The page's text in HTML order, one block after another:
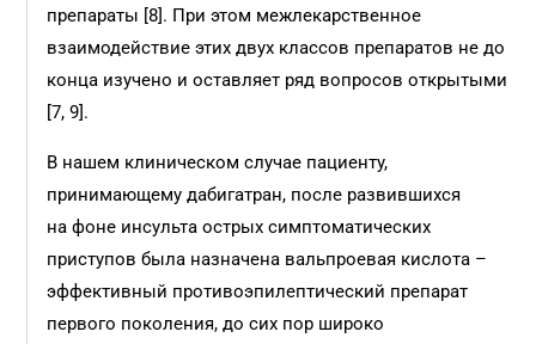
препараты [8]. При этом межлекарственное
взаимодействие этих двух классов препаратов не до
конца изучено и оставляет ряд вопросов открытыми
[7, 9].
В нашем клиническом случае пациенту,
принимающему дабигатран, после развившихся
на фоне инсульта острых симптоматических
приступов была назначена вальпроевая кислота –
эффективный противоэпилептический препарат
первого поколения, до сих пор широко